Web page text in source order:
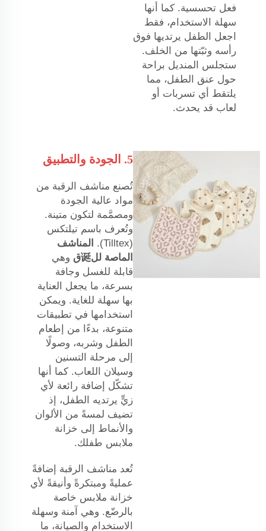
فعل تحسسية. كما أنها
سهلة الاستخدام، فقط
اجعل الطفل يرتديها فوق
رأسه وثبّتها من الخلف.
ستجلس المنديل براحة
حول عنق الطفل، مما
يلتقط أي تسربات أو
لعاب قد يحدث.
5. الجودة والتطبيق
تُصنع مناشف الرقبة من
مواد عالية الجودة
ومصمَّمة لتكون متينة.
وتُعرف باسم تيلتكس
(Tilltex).
المناشف
الماصة لل诞ق
وهي
قابلة للغسل وجافة
بسرعة، ما يجعل العناية
بها سهلة للغاية. ويمكن
استخدامها في تطبيقات
متنوعة، بدءًا من إطعام
الطفل وشربه، وصولًا
إلى مرحلة التسنين
وسيلان اللعاب. كما أنها
تشكّل إضافة رائعة لأي
زيٍّ يرتديه الطفل، إذ
تضيف لمسةً من الألوان
والأنماط إلى خزانة
ملابس طفلك.
تُعد مناشف الرقبة إضافةً
عمليةً ومبتكرةً وأنيقةً لأي
خزانة ملابس خاصة
بالرضّع. وهي آمنة وسهلة
الاستخدام والصيانة، ما